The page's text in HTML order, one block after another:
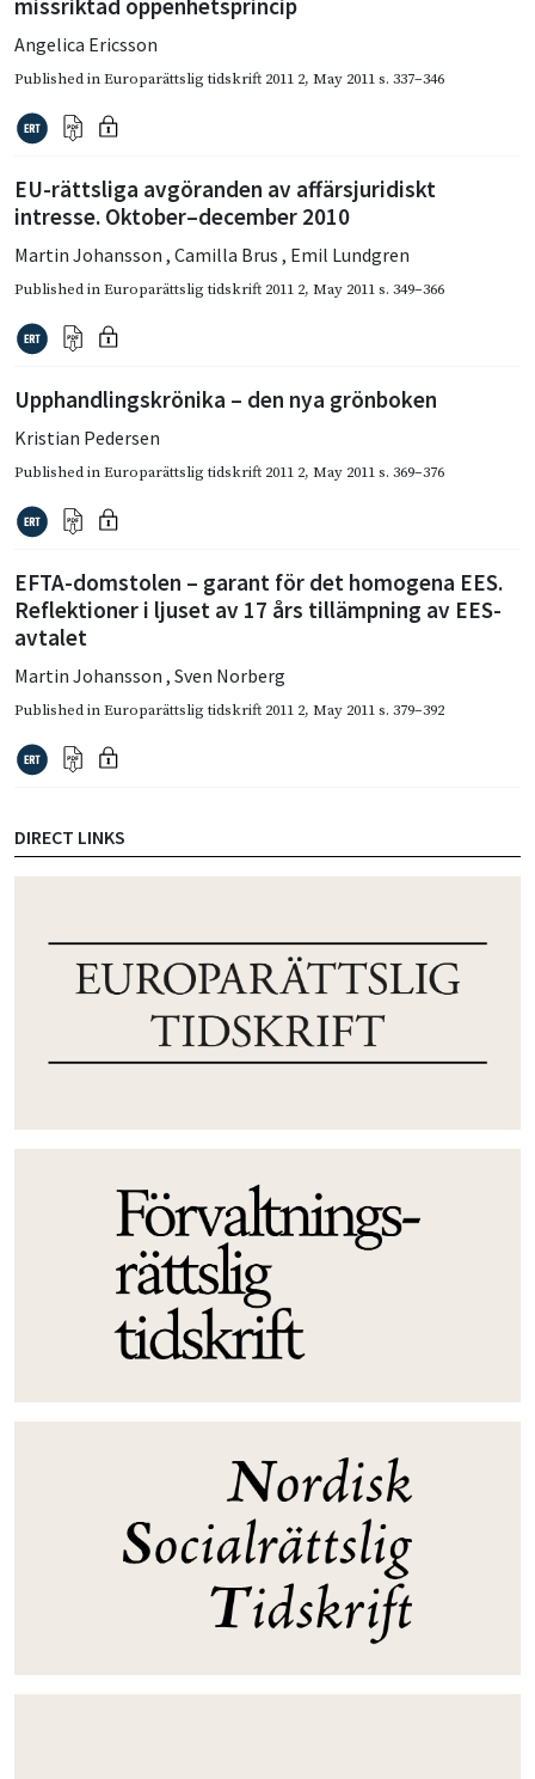
Angelica Ericsson
Published inEuroparättslig tidskrift 2011 2, May 2011s. 337–346
EU-rättsliga avgöranden av affärsjuridiskt
intresse. Oktober–december 2010
Martin Johansson , Camilla Brus , Emil Lundgren
Published inEuroparättslig tidskrift 2011 2, May 2011s. 349–366
Upphandlingskrönika – den nya grönboken
Kristian Pedersen
Published inEuroparättslig tidskrift 2011 2, May 2011s. 369–376
EFTA-domstolen – garant för det homogena EES.
Reflektioner i ljuset av 17 års tillämpning av EES-
avtalet
Martin Johansson , Sven Norberg
Published inEuroparättslig tidskrift 2011 2, May 2011s. 379–392
DIRECT LINKS